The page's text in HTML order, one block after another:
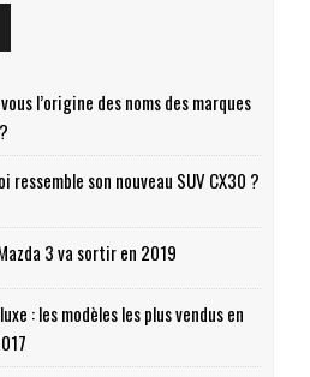
l’origine des noms des marques
ressemble son nouveau SUV CX30 ?
3 va sortir en 2019
: les modèles les plus vendus en